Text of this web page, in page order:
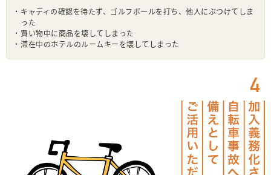
・ キャディの確認を待たず、ゴルフボールを打ち、他人にぶつけてしま
った
・ 買い物中に商品を壊してしまった
・ 滞在中のホテルのルームキーを壊してしまった